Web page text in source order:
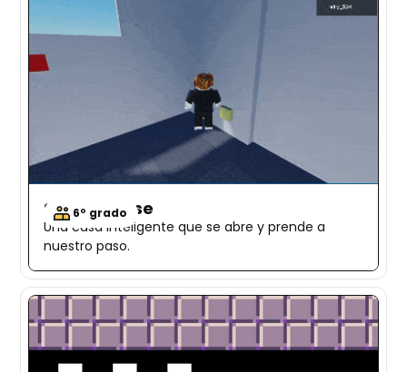
6º grado
Smart house
Una casa inteligente que se abre y prende a
nuestro paso.